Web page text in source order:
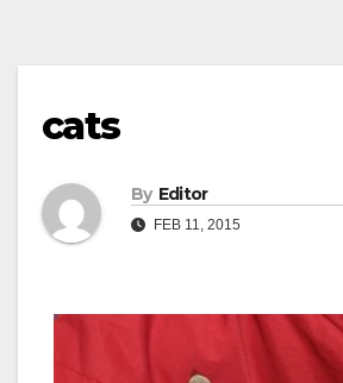
cats
By Editor
FEB 11, 2015